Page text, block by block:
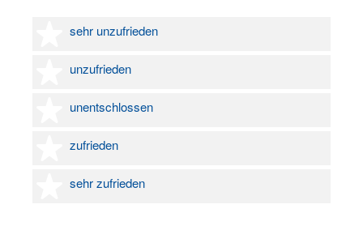
sehr unzufrieden
1 Stern
unzufrieden
2 Sterne
unentschlossen
3 Sterne
zufrieden
4 Sterne
sehr zufrieden
5 Sterne